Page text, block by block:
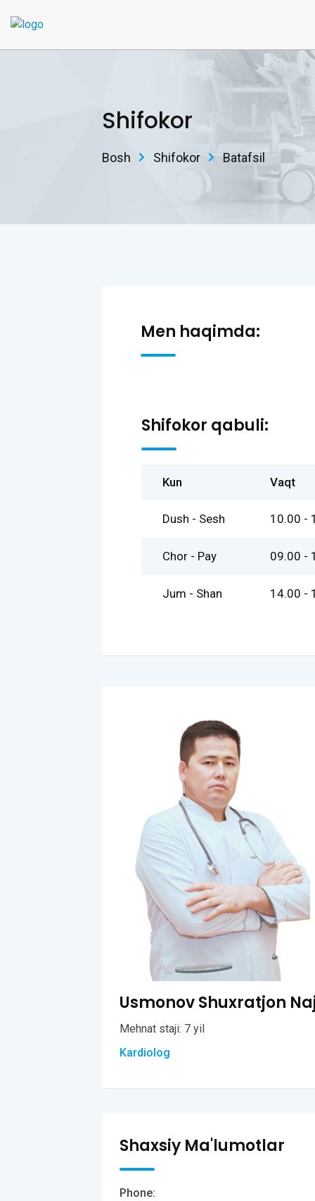
Shifokor
Bosh Shifokor Batafsil
Men haqimda:
Shifokor qabuli:
Kun Vaqt
Dush - Sesh 10.00 -
Chor - Pay 09.00 -
Jum - Shan 14.00 -
Usmonov Shuxratjon
Mehnat staji: 7 yil
Kardiolog
Shaxsiy Ma'lumotlar
Phone: